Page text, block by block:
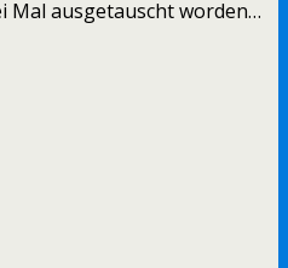
Mal ausgetauscht worden…